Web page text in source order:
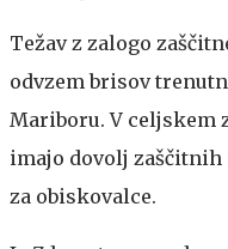
Težav z zalogo
odvzem brisov
Mariboru. V celjskem
imajo dovolj zaščitnih
za obiskovalce.